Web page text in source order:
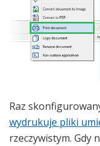
Raz
wydrukuje pliki
rzeczywistym. Gdy